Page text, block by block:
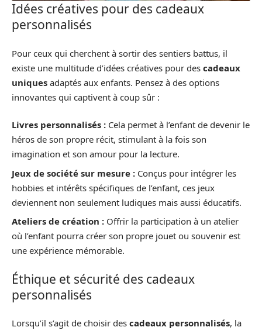
Idées créatives pour des cadeaux
personnalisés
Pour ceux qui cherchent à sortir des sentiers battus, il
existe une multitude d’idées créatives pour des cadeaux
uniques adaptés aux enfants. Pensez à des options
innovantes qui captivent à coup sûr :
Livres personnalisés : Cela permet à l’enfant de devenir le
héros de son propre récit, stimulant à la fois son
imagination et son amour pour la lecture.
Jeux de société sur mesure : Conçus pour intégrer les
hobbies et intérêts spécifiques de l’enfant, ces jeux
deviennent non seulement ludiques mais aussi éducatifs.
Ateliers de création : Offrir la participation à un atelier
où l’enfant pourra créer son propre jouet ou souvenir est
une expérience mémorable.
Éthique et sécurité des cadeaux
personnalisés
Lorsqu’il s’agit de choisir des cadeaux personnalisés, la